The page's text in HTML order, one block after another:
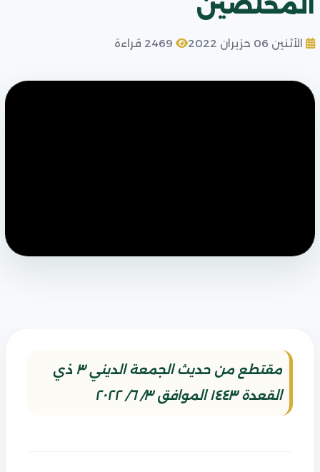
الأثنين 06 حزيران 2022
مقتطع من حديث الجمعة الديني ٣ ذي
القعدة ١٤٤٣ الموافق ٣/ ٦/ ٢٠٢٢